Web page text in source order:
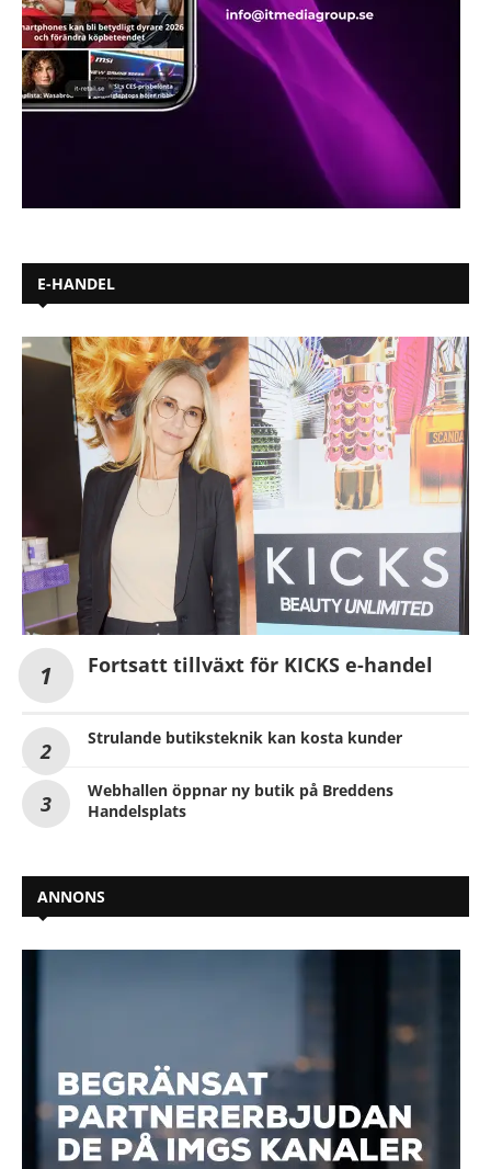
E-HANDEL
Fortsatt tillväxt för KICKS e-handel
Strulande butiksteknik kan kosta kunder
Webhallen öppnar ny butik på Breddens
Handelsplats
ANNONS